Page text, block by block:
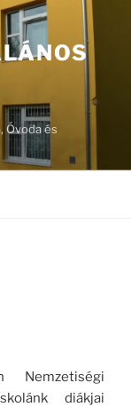
Óvoda és
Nemzetiségi
diákjai